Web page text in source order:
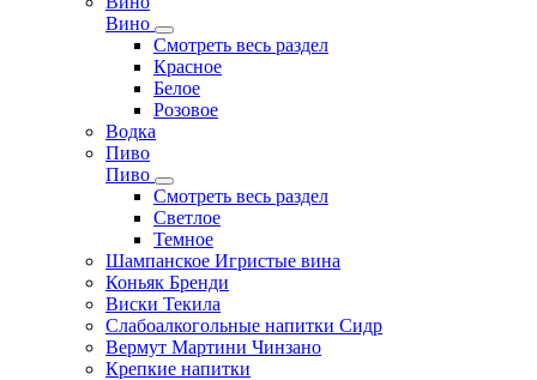
Вино
Смотреть весь раздел
Красное
Белое
Розовое
Водка
Пиво
Пиво
Смотреть весь раздел
Cветлое
Темное
Шампанское Игристые вина
Коньяк Бренди
Виски Текила
Слабоалкогольные напитки Сидр
Вермут Мартини Чинзано
Крепкие напитки